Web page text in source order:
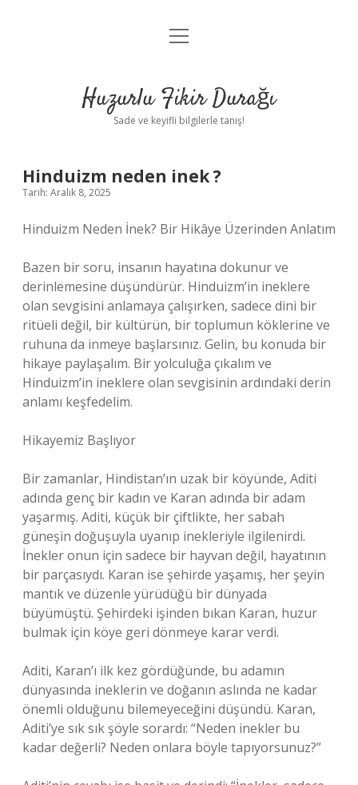
Anasayfa
Yasal Uyarı
menüyü
Huzurlu Fikir Durağı
Sade ve keyifli bilgilerle tanış!
Hinduizm neden inek ?
Tarih: Aralık 8, 2025
Hinduizm Neden İnek? Bir Hikâye Üzerinden Anlatım
Bazen bir soru, insanın hayatına dokunur ve
derinlemesine düşündürür. Hinduizm’in ineklere
olan sevgisini anlamaya çalışırken, sadece dini bir
ritüeli değil, bir kültürün, bir toplumun köklerine ve
ruhuna da inmeye başlarsınız. Gelin, bu konuda bir
hikaye paylaşalım. Bir yolculuğa çıkalım ve
Hinduizm’in ineklere olan sevgisinin ardındaki derin
anlamı keşfedelim.
Hikayemiz Başlıyor
Bir zamanlar, Hindistan’ın uzak bir köyünde, Aditi
adında genç bir kadın ve Karan adında bir adam
yaşarmış. Aditi, küçük bir çiftlikte, her sabah
güneşin doğuşuyla uyanıp inekleriyle ilgilenirdi.
İnekler onun için sadece bir hayvan değil, hayatının
bir parçasıydı. Karan ise şehirde yaşamış, her şeyin
mantık ve düzenle yürüdüğü bir dünyada
büyümüştü. Şehirdeki işinden bıkan Karan, huzur
bulmak için köye geri dönmeye karar verdi.
Aditi, Karan’ı ilk kez gördüğünde, bu adamın
dünyasında ineklerin ve doğanın aslında ne kadar
önemli olduğunu bilemeyeceğini düşündü. Karan,
Aditi’ye sık sık şöyle sorardı: “Neden inekler bu
kadar değerli? Neden onlara böyle tapıyorsunuz?”